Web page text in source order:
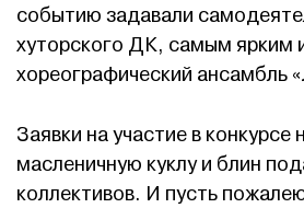
событию задавали
хуторского ДК, самым ярким
хореографический ансамбль
Заявки на участие в конкурсе
масленичную куклу и блин
коллективов. И пусть